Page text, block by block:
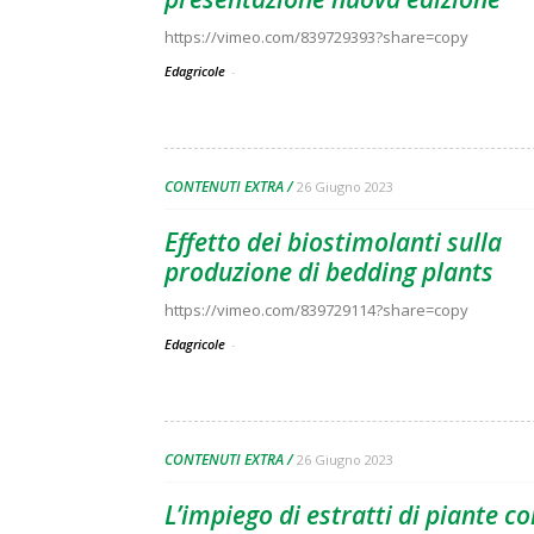
https://vimeo.com/839729393?share=copy
Edagricole -
CONTENUTI EXTRA 26 Giugno 2023
Effetto dei biostimolanti sulla
produzione di bedding plants
https://vimeo.com/839729114?share=copy
Edagricole -
CONTENUTI EXTRA 26 Giugno 2023
L’impiego di estratti di piante